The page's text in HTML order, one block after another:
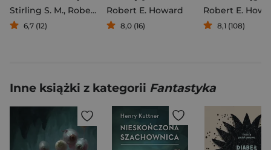
Stirling S. M., Robert E. Howard
6,7 (12)
Robert E. Howard
8,0 (16)
Robert E.
8,1 (108)
Inne książki z kategorii Fantastyka